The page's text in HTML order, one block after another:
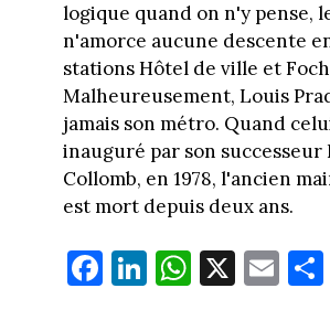
logique quand on n'y pense,
n'amorce aucune descente
stations Hôtel de ville et
Malheureusement, Louis
jamais son métro. Quand
inauguré par son successeur
Collomb, en 1978, l'ancien
est mort depuis deux ans.
Fa
ce
Li
nk
W
ha
X E
m
Pa
rt